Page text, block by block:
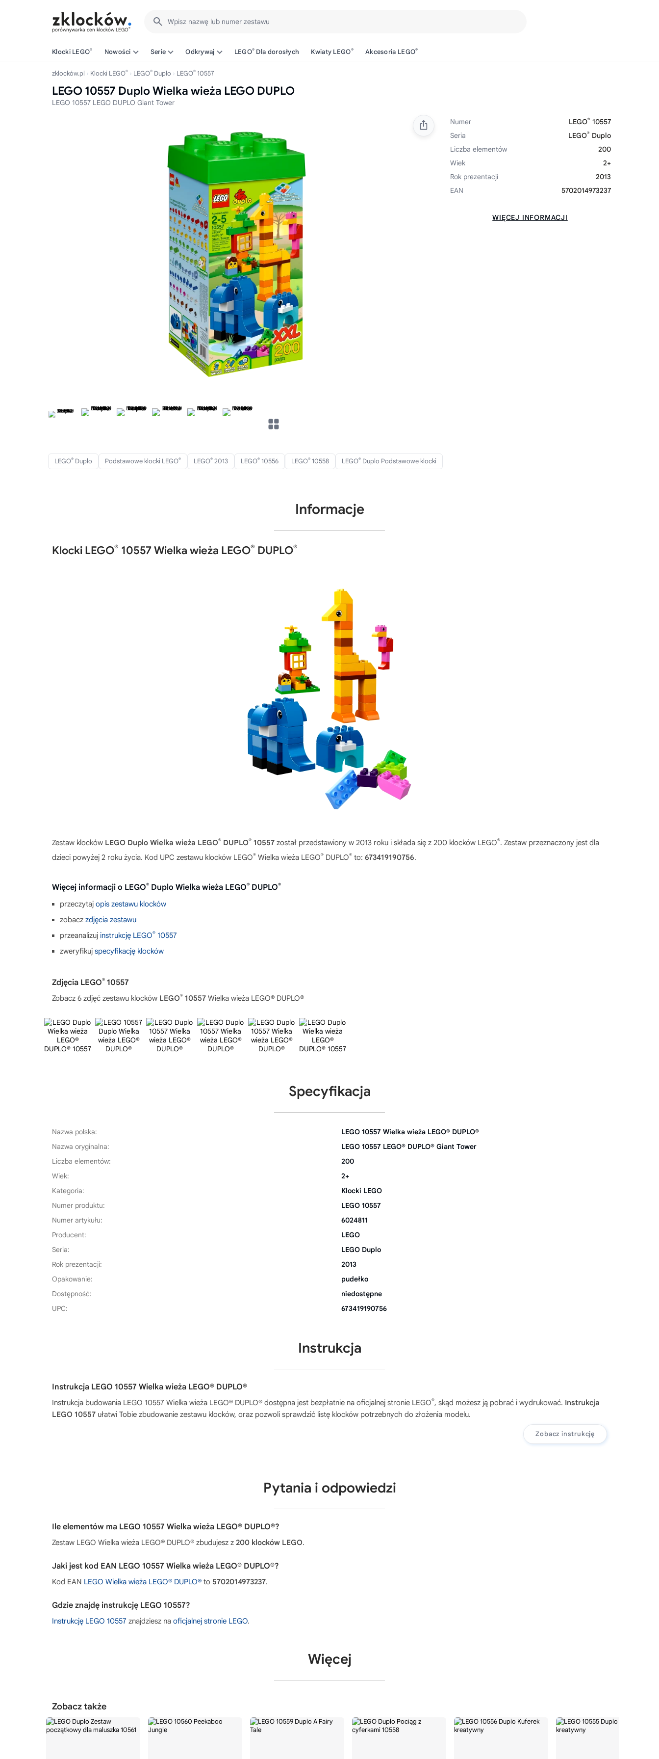
porównywarka cen klocków LEGO®
Wpisz nazwę lub numer zestawu
Klocki LEGO® Nowości Serie Odkrywaj LEGO® Dla dorosłych Kwiaty LEGO® Akcesoria LEGO®
zklocków.pl Klocki LEGO® LEGO® Duplo LEGO® 10557
LEGO 10557 Duplo Wielka wieża LEGO DUPLO
LEGO 10557 LEGO DUPLO Giant Tower
Numer LEGO® 10557
Seria
LEGO® Duplo
Liczba elementów
200
Wiek
2+
Rok prezentacji
2013
EAN
5702014973237
WIĘCEJ INFORMACJI
LEGO® Duplo Podstawowe klocki LEGO® LEGO® 2013 LEGO® 10556 LEGO® 10558 LEGO® Duplo Podstawowe klocki
Informacje
Klocki LEGO® 10557 Wielka wieża LEGO® DUPLO®
Zestaw klocków LEGO Duplo Wielka wieża LEGO® DUPLO® 10557 został przedstawiony w 2013 roku i składa się z 200 klocków LEGO®. Zestaw przeznaczony jest dla
dzieci powyżej 2 roku życia. Kod UPC zestawu klocków LEGO® Wielka wieża LEGO® DUPLO® to: 673419190756.
Więcej informacji o LEGO® Duplo Wielka wieża LEGO® DUPLO®
przeczytaj opis zestawu klocków
zobacz zdjęcia zestawu
przeanalizuj instrukcję LEGO® 10557
zweryfikuj specyfikację klocków
Zdjęcia LEGO® 10557
Zobacz 6 zdjęć zestawu klocków LEGO® 10557 Wielka wieża LEGO® DUPLO®
Specyfikacja
Nazwa polska:
LEGO 10557 Wielka wieża LEGO® DUPLO®
Nazwa oryginalna:
LEGO 10557 LEGO® DUPLO® Giant Tower
Liczba elementów:
200
Wiek:
2+
Kategoria:
Klocki LEGO
Numer produktu:
LEGO 10557
Numer artykułu:
6024811
Producent:
LEGO
Seria:
LEGO Duplo
Rok prezentacji:
2013
Opakowanie:
pudełko
Dostępność:
niedostępne
UPC:
673419190756
Instrukcja
Instrukcja LEGO 10557 Wielka wieża LEGO® DUPLO®
Instrukcja budowania LEGO 10557 Wielka wieża LEGO® DUPLO® dostępna jest bezpłatnie na oficjalnej stronie LEGO®, skąd możesz ją pobrać i wydrukować. Instrukcja
LEGO 10557 ułatwi Tobie zbudowanie zestawu klocków, oraz pozwoli sprawdzić listę klocków potrzebnych do złożenia modelu.
Zobacz instrukcję
Pytania i odpowiedzi
Ile elementów ma LEGO 10557 Wielka wieża LEGO® DUPLO®?
Zestaw LEGO Wielka wieża LEGO® DUPLO® zbudujesz z 200 klocków LEGO.
Jaki jest kod EAN LEGO 10557 Wielka wieża LEGO® DUPLO®?
Kod EAN LEGO Wielka wieża LEGO® DUPLO® to 5702014973237.
Gdzie znajdę instrukcję LEGO 10557?
Instrukcję LEGO 10557 znajdziesz na oficjalnej stronie LEGO.
Więcej
Zobacz także